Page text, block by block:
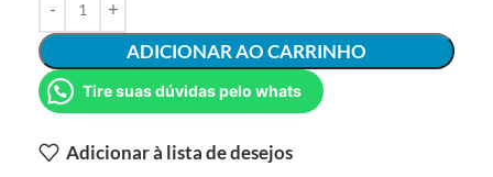
ADICIONAR AO CARRINHO
Tire suas dúvidas pelo whats
Adicionar à lista de desejos